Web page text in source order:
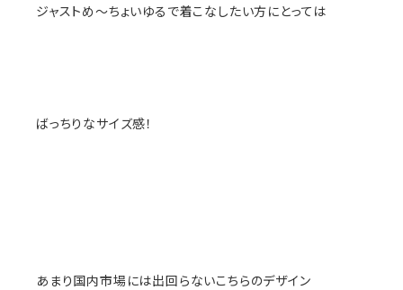
ジャストめ〜ちょいゆるで着こなしたい方にとっては
ばっちりなサイズ感！
あまり国内市場には出回らないこちらのデザイン